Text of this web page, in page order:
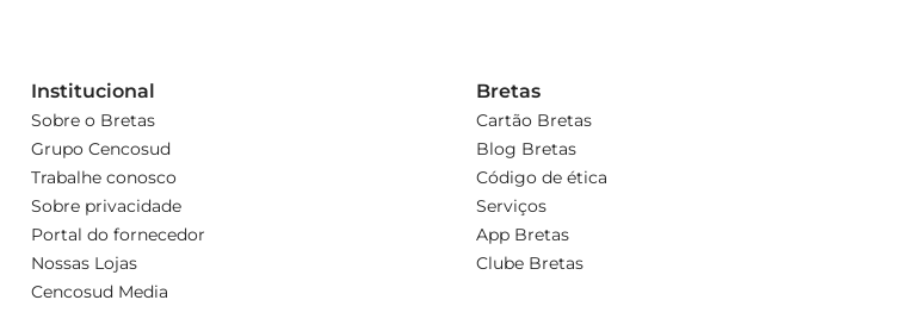
Institucional
Sobre o Bretas
Grupo Cencosud
Trabalhe conosco
Sobre privacidade
Portal do fornecedor
Nossas Lojas
Cencosud Media
Bretas
Cartão Bretas
Blog Bretas
Código de ética
Serviços
App Bretas
Clube Bretas